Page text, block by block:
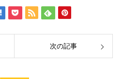
次の記事